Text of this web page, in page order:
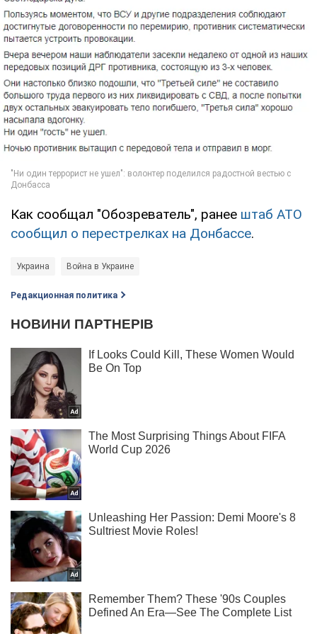
Как сообщал "Обозреватель", ранее штаб АТО
сообщил о перестрелках на Донбассе.
Украина Война в Украине
Редакционная политика